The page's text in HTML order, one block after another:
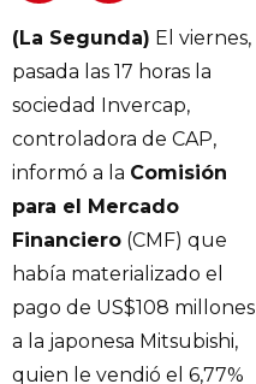
(La Segunda) El viernes,
pasada las 17 horas la
sociedad Invercap,
controladora de CAP,
informó a la Comisión
para el Mercado
Financiero (CMF) que
había materializado el
pago de US$108 millones
a la japonesa Mitsubishi,
quien le vendió el 6,77%